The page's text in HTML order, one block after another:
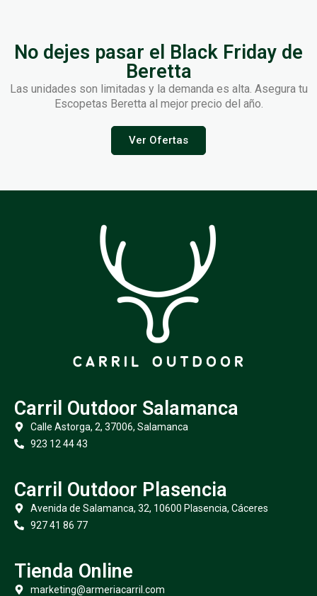
No dejes pasar el Black Friday de
Beretta
Las unidades son limitadas y la demanda es alta. Asegura tu
Escopetas Beretta al mejor precio del año.
Ver Ofertas
Carril Outdoor Salamanca
Calle Astorga, 2, 37006, Salamanca
923 12 44 43
Carril Outdoor Plasencia
Avenida de Salamanca, 32, 10600 Plasencia, Cáceres
927 41 86 77
Tienda Online
marketing@armeriacarril.com